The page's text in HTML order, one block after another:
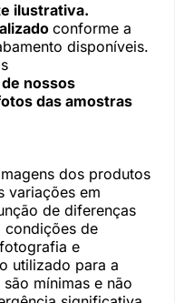
ilustrativa.
conforme a
disponíveis.
nossos
das amostras
dos produtos
variações em
de diferenças
condições de
e
utilizado para a
mínimas e não